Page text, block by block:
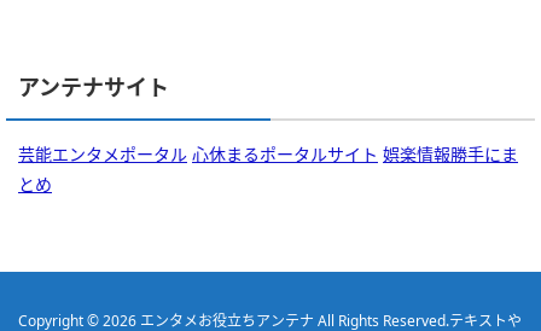
アンテナサイト
芸能エンタメポータル 心休まるポータルサイト 娯楽情報勝手にま
とめ
Copyright © 2026 エンタメお役立ちアンテナ All Rights Reserved.テキストや